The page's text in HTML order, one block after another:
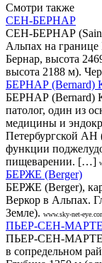
Смотри также
СЕН-БЕРНАР
СЕН-БЕРНАР
Альпах на
Бернар, высота
высота 2188 м).
БЕРНАР (Bernard)
БЕРНАР (Bernard)
патолог, один из
медицины и
Петербургской АН
функции
пищеварении. […]
БЕРЖЕ (Berger)
БЕРЖЕ (Berger),
Веркор в Альпах.
Земле). www.sky-net-
ПЬЕР-СЕН-
ПЬЕР-СЕН-МАРТЕН
в сопредельном